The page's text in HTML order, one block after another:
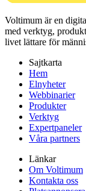
Voltimum är en
med verktyg,
livet lättare för
Sajtkarta
Hem
Elnyheter
Webbinarier
Produkter
Verktyg
Expertpaneler
Våra partners
Länkar
Om Voltimum
Kontakta oss